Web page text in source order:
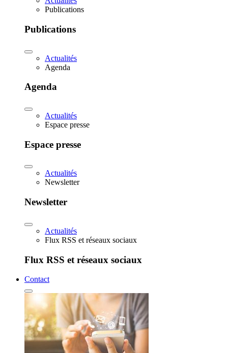
Publications
Publications
Actualités
Agenda
Agenda
Actualités
Espace presse
Espace presse
Actualités
Newsletter
Newsletter
Actualités
Flux RSS et réseaux sociaux
Flux RSS et réseaux sociaux
Contact